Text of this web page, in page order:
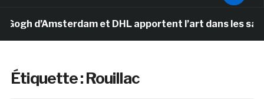
d’Amsterdam et DHL apportent l’art dans les salles
Étiquette :Rouillac